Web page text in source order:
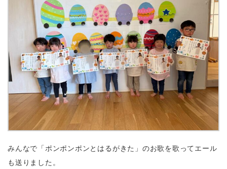
みんなで「ポンポンポンとはるがきた」のお歌を歌ってエール
も送りました。